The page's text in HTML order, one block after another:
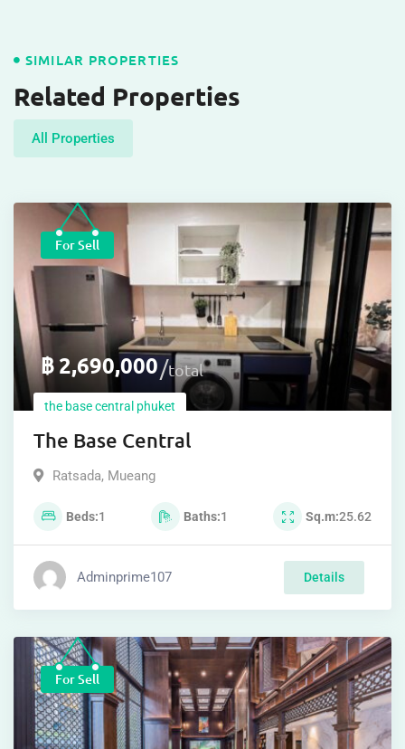
SIMILAR PROPERTIES
Related Properties
All Properties
For Sell
฿2,690,000 total
the base central phuket
The Base Central
Ratsada, Mueang
Beds 1 Baths 1 Sq.m 25.62
Adminprime107 Details
For Sell